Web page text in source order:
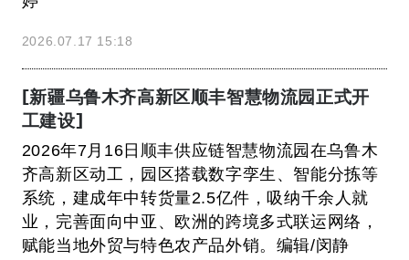
2026.07.17 15:18
[新疆乌鲁木齐高新区顺丰智慧物流园正式开
工建设]
2026年7月16日顺丰供应链智慧物流园在乌鲁木
齐高新区动工，园区搭载数字孪生、智能分拣等
系统，建成年中转货量2.5亿件，吸纳千余人就
业，完善面向中亚、欧洲的跨境多式联运网络，
赋能当地外贸与特色农产品外销。编辑/闵静